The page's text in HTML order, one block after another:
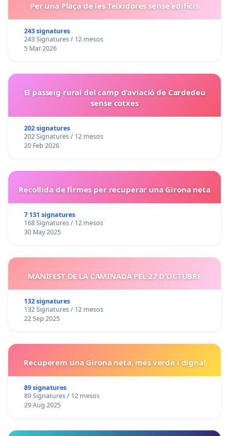
Per una Plaça de les Teixidores sense edificis
243 signatures
243 Signatures / 12 mesos
5 Mar 2026
El passeig rural del camp d'aviació de Cardedeu
sense cotxes
202 signatures
202 Signatures / 12 mesos
20 Feb 2026
Recollida de firmes per recuperar una Girona neta
7 131 signatures
168 Signatures / 12 mesos
30 May 2025
MANIFEST DE LA CAMINADA PEL 27 D’OCTUBRE
132 signatures
132 Signatures / 12 mesos
22 Sep 2025
Recuperem una Girona neta, més verda i digna!
89 signatures
89 Signatures / 12 mesos
29 Aug 2025